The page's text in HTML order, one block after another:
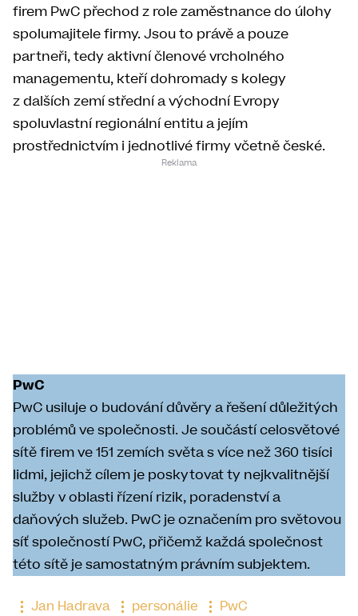
firem PwC přechod z role zaměstnance do úlohy
spolumajitele firmy. Jsou to právě a pouze
partneři, tedy aktivní členové vrcholného
managementu, kteří dohromady s kolegy
z dalších zemí střední a východní Evropy
spoluvlastní regionální entitu a jejím
prostřednictvím i jednotlivé firmy včetně české.
PwC
PwC usiluje o budování důvěry a řešení důležitých
problémů ve společnosti. Je součástí celosvětové
sítě firem ve 151 zemích světa s více než 360 tisíci
lidmi, jejichž cílem je poskytovat ty nejkvalitnější
služby v oblasti řízení rizik, poradenství a
daňových služeb. PwC je označením pro světovou
síť společností PwC, přičemž každá společnost
této sítě je samostatným právním subjektem.
Jan Hadrava personálie PwC